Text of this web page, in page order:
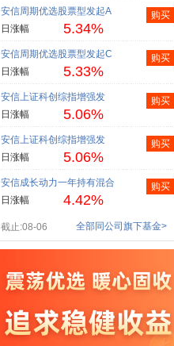
安信周期优选股票型发起A
日涨幅
5.34%
购买
安信周期优选股票型发起C
日涨幅
5.33%
购买
安信上证科创综指增强发
日涨幅
5.06%
购买
安信上证科创综指增强发
日涨幅
5.06%
购买
安信成长动力一年持有混合
日涨幅
4.42%
购买
截止:08-06 全部同公司旗下基金>